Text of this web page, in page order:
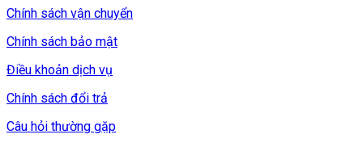
Chính sách vận chuyển
Chính sách bảo mật
Điều khoản dịch vụ
Chính sách đổi trả
Câu hỏi thường gặp